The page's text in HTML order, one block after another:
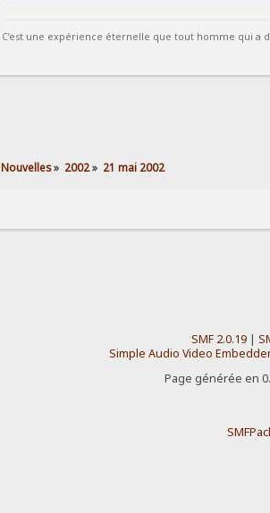
C’est une expérience éternelle que tout homme qui a
Nouvelles» 2002» 21 mai 2002
SMF 2.0.19|
Simple Audio Video
Page générée en